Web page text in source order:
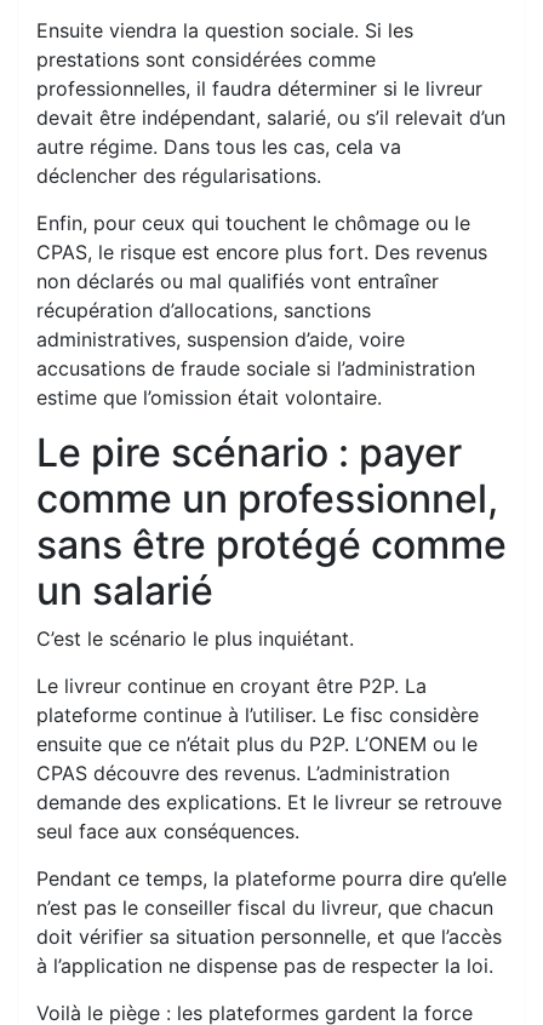
Ensuite viendra la question sociale. Si les
prestations sont considérées comme
professionnelles, il faudra déterminer si le livreur
devait être indépendant, salarié, ou s’il relevait d’un
autre régime. Dans tous les cas, cela va
déclencher des régularisations.
Enfin, pour ceux qui touchent le chômage ou le
CPAS, le risque est encore plus fort. Des revenus
non déclarés ou mal qualifiés vont entraîner
récupération d’allocations, sanctions
administratives, suspension d’aide, voire
accusations de fraude sociale si l’administration
estime que l’omission était volontaire.
Le pire scénario : payer
comme un professionnel,
sans être protégé comme
un salarié
C’est le scénario le plus inquiétant.
Le livreur continue en croyant être P2P. La
plateforme continue à l’utiliser. Le fisc considère
ensuite que ce n’était plus du P2P. L’ONEM ou le
CPAS découvre des revenus. L’administration
demande des explications. Et le livreur se retrouve
seul face aux conséquences.
Pendant ce temps, la plateforme pourra dire qu’elle
n’est pas le conseiller fiscal du livreur, que chacun
doit vérifier sa situation personnelle, et que l’accès
à l’application ne dispense pas de respecter la loi.
Voilà le piège : les plateformes gardent la force